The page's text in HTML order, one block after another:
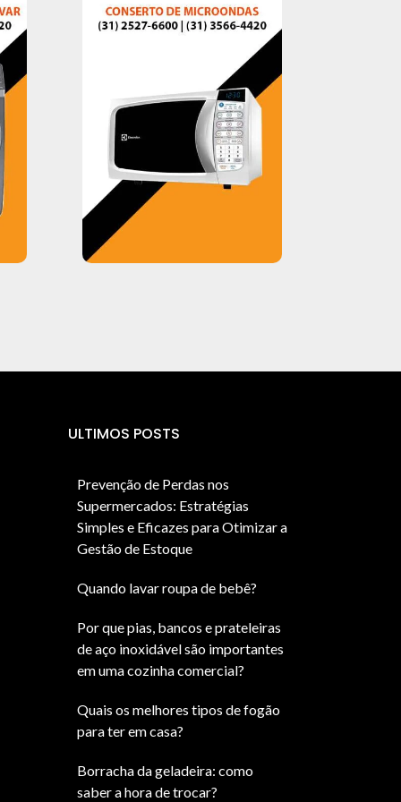
ULTIMOS POSTS
Prevenção de Perdas nos
Supermercados: Estratégias
Simples e Eficazes para Otimizar a
Gestão de Estoque
Quando lavar roupa de bebê?
Por que pias, bancos e prateleiras
de aço inoxidável são importantes
em uma cozinha comercial?
Quais os melhores tipos de fogão
para ter em casa?
Borracha da geladeira: como
saber a hora de trocar?